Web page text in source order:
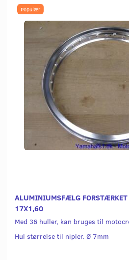
Populær
ALUMINIUMSFÆLG FORSTÆRKET
17X1,60
Med 36 huller, kan bruges til
Hul størrelse til nipler. Ø 7mm